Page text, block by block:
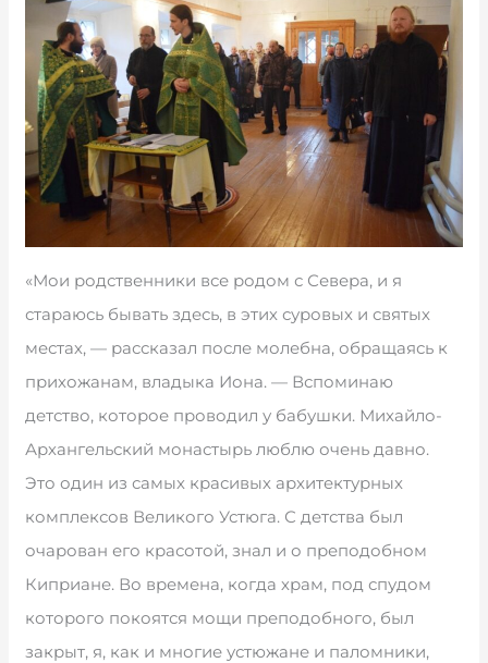
«Мои родственники все родом с Севера, и я
стараюсь бывать здесь, в этих суровых и святых
местах, — рассказал после молебна, обращаясь к
прихожанам, владыка Иона. — Вспоминаю
детство, которое проводил у бабушки. Михайло-
Архангельский монастырь люблю очень давно.
Это один из самых красивых архитектурных
комплексов Великого Устюга. С детства был
очарован его красотой, знал и о преподобном
Киприане. Во времена, когда храм, под спудом
которого покоятся мощи преподобного, был
закрыт, я, как и многие устюжане и паломники,